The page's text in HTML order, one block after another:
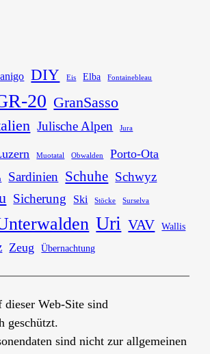
DIY Eis Elba Fontainebleau
20 GranSasso
Julische Alpen Jura
Muotatal Obwalden Porto-Ota
Sardinien Schuhe Schwyz
Sicherung Ski Stöcke Surselva
Uri VAV Wallis
Zeug Übernachtung
Web-Site sind
geschützt.
sind nicht zur allgemeinen